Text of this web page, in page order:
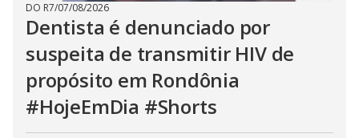
DO R7/07/08/2026
Dentista é denunciado por
suspeita de transmitir HIV de
propósito em Rondônia
#HojeEmDia #Shorts